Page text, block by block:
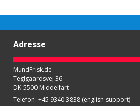
Adresse
MundFrisk.de
Teglgaardsvej 36
DK-5500 Middelfart
Telefon: +45 9340 3838 (english support)